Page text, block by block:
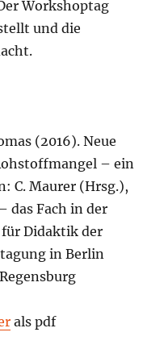
Workshoptag
und die
(2016). Neue
– ein
C. Maurer (Hrsg.),
das Fach in der
Didaktik der
in Berlin
als pdf